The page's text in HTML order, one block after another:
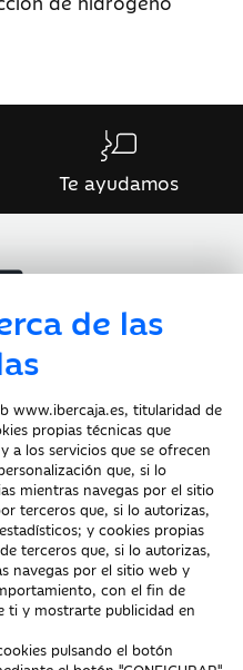
de las
www.ibercaja.es, titularidad de
propias técnicas que
a los servicios que se ofrecen
que, si lo
mientras navegas por el sitio
terceros que, si lo autorizas,
y cookies propias
terceros que, si lo autorizas,
navegas por el sitio web y
con el fin de
ti y mostrarte publicidad en
pulsando el botón
Te ayudamos